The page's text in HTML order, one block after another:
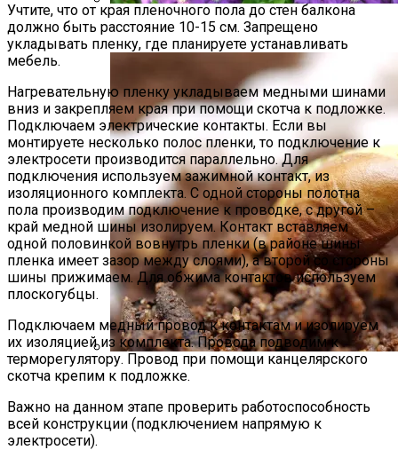
Размножение Клематиса Семенами
Стратификация Семян
Учтите, что от края пленочного пола до стен балкона
должно быть расстояние 10-15 см. Запрещено
укладывать пленку, где планируете устанавливать
мебель.
Нагревательную пленку укладываем медными шинами
вниз и закрепляем края при помощи скотча к подложке.
Подключаем электрические контакты. Если вы
монтируете несколько полос пленки, то подключение к
электросети производится параллельно. Для
подключения используем зажимной контакт, из
изоляционного комплекта. С одной стороны полотна
пола производим подключение к проводке, с другой –
край медной шины изолируем. Контакт вставляем
одной половинкой вовнутрь пленки (в районе шины
пленка имеет зазор между слоями), а второй со стороны
шины прижимаем. Для обжима контактов используем
плоскогубцы.
Подключаем медный провод к контактам и изолируем
их изоляцией из комплекта. Провода подводим к
терморегулятору. Провод при помощи канцелярского
скотча крепим к подложке.
Важно на данном этапе проверить работоспособность
всей конструкции (подключением напрямую к
электросети).